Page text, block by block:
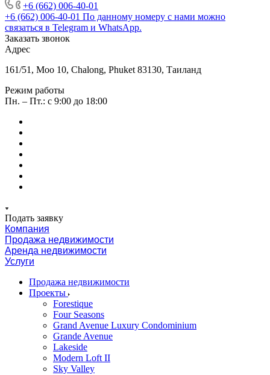
+6 (662) 006-40-01
+6 (662) 006-40-01 По данному номеру с нами можно
связаться в Telegram и WhatsApp.
Заказать звонок
Адрес
161/51, Moo 10, Chalong, Phuket 83130, Таиланд
Режим работы
Пн. – Пт.: с 9:00 до 18:00
Подать заявку
Компания
Продажа недвижимости
Аренда недвижимости
Услуги
Продажа недвижимости
Проекты
Forestique
Four Seasons
Grand Avenue Luxury Condominium
Grande Avenue
Lakeside
Modern Loft II
Sky Valley